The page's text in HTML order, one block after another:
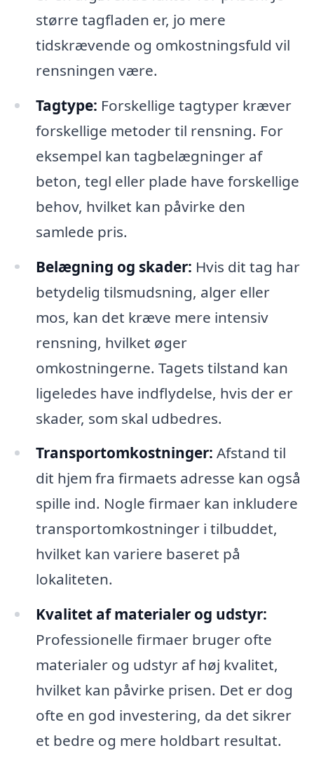
større tagfladen er, jo mere
tidskrævende og omkostningsfuld vil
rensningen være.
Tagtype: Forskellige tagtyper kræver
forskellige metoder til rensning. For
eksempel kan tagbelægninger af
beton, tegl eller plade have forskellige
behov, hvilket kan påvirke den
samlede pris.
Belægning og skader: Hvis dit tag har
betydelig tilsmudsning, alger eller
mos, kan det kræve mere intensiv
rensning, hvilket øger
omkostningerne. Tagets tilstand kan
ligeledes have indflydelse, hvis der er
skader, som skal udbedres.
Transportomkostninger: Afstand til
dit hjem fra firmaets adresse kan også
spille ind. Nogle firmaer kan inkludere
transportomkostninger i tilbuddet,
hvilket kan variere baseret på
lokaliteten.
Kvalitet af materialer og udstyr:
Professionelle firmaer bruger ofte
materialer og udstyr af høj kvalitet,
hvilket kan påvirke prisen. Det er dog
ofte en god investering, da det sikrer
et bedre og mere holdbart resultat.